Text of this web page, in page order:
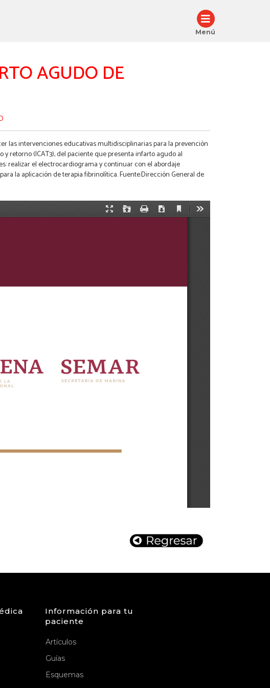
Menú
AGUDO DE
las intervenciones educativas multidisciplinarias para la prevención
retorno (ICAT3), del paciente que presenta infarto agudo al
realizar el electrocardiograma y continuar con el abordaje
la aplicación de terapia fibrinolítica. Fuente:Dirección General de
Información para tu
paciente
Artículos
Guías
Esquemas